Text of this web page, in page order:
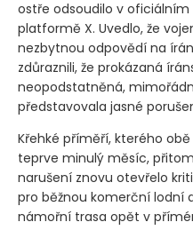
ostře odsoudilo v
platformě X. Uvedlo, že
nezbytnou odpovědí na
zdůraznili, že prokázaná
neopodstatněná,
představovala jasné
Křehké příměří, kterého
teprve minulý měsíc,
narušení znovu otevřelo
pro běžnou komerční lodní
námořní trasa opět v